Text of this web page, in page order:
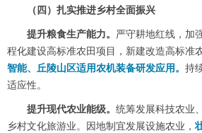
（四）扎实推进乡村全面振兴
提升粮食生产能力。 严守耕地红线，加
程化建设高标准农田项目，新建改造高标准
智能、丘陵山区适用农机装备研发应用。 持
适应性。
提升现代农业能级。 统筹发展科技农业
乡村文化旅游业。因地制宜发展设施农业，